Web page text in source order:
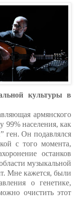
культуры в
армянского
населения, как
ген. Он подавлялся
с того момента,
останков
музыкальной
Мне кажется, были
о генетике,
очистить этот